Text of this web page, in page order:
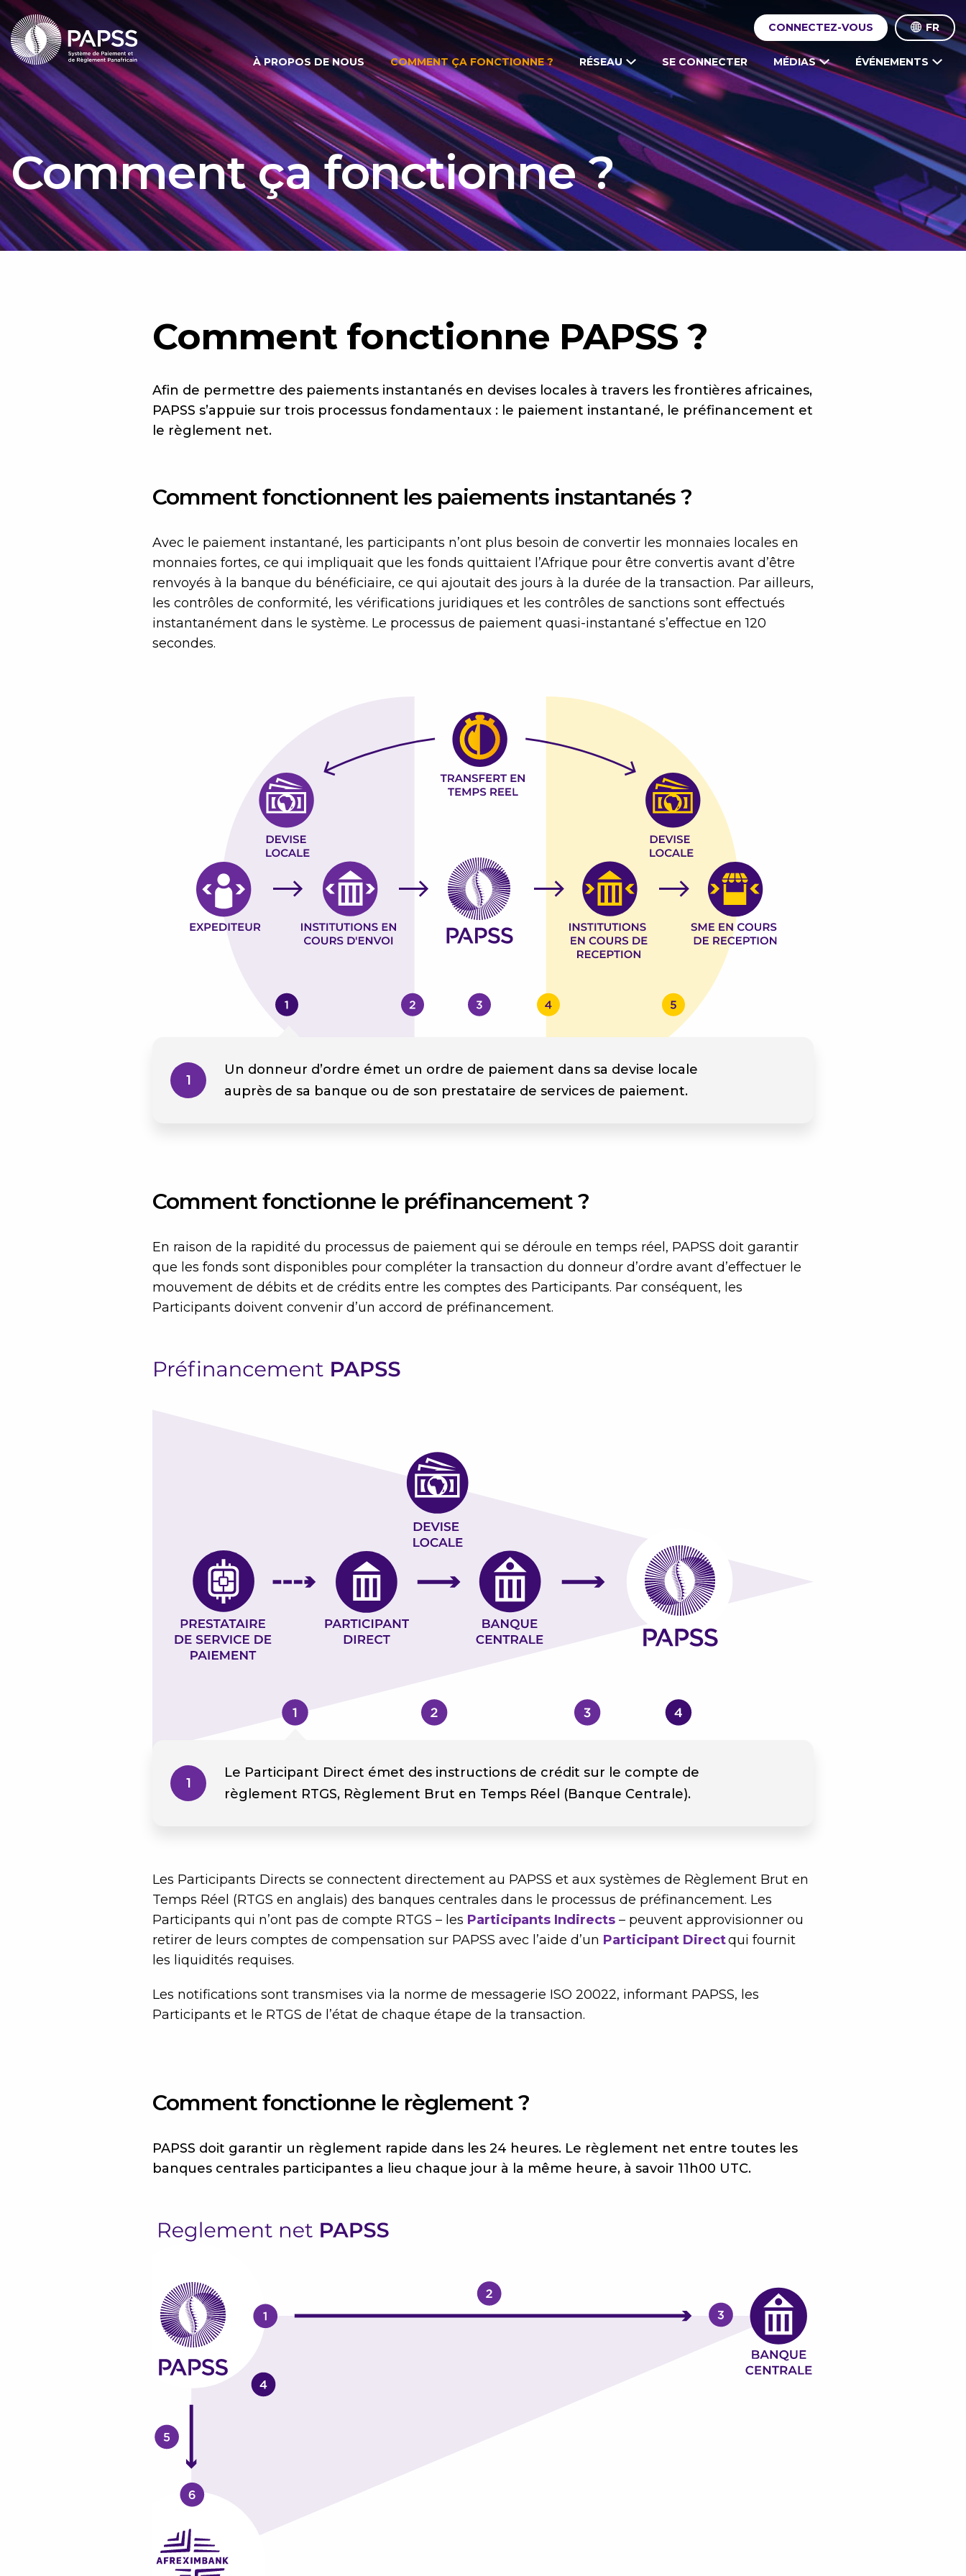
CONNECTEZ-VOUS FR
À PROPOS DE NOUS COMMENT ÇA FONCTIONNE ? RÉSEAU SE CONNECTER MÉDIAS ÉVÉNEMENTS
Comment ça fonctionne ?
Comment fonctionne PAPSS ?
Afin de permettre des paiements instantanés en devises locales à travers les frontières africaines,
PAPSS s’appuie sur trois processus fondamentaux : le paiement instantané, le préfinancement et
le règlement net.
Comment fonctionnent les paiements instantanés ?
Avec le paiement instantané, les participants n’ont plus besoin de convertir les monnaies locales en
monnaies fortes, ce qui impliquait que les fonds quittaient l’Afrique pour être convertis avant d’être
renvoyés à la banque du bénéficiaire, ce qui ajoutait des jours à la durée de la transaction. Par ailleurs,
les contrôles de conformité, les vérifications juridiques et les contrôles de sanctions sont effectués
instantanément dans le système. Le processus de paiement quasi-instantané s’effectue en 120
secondes.
1
Un donneur d’ordre émet un ordre de paiement dans sa devise locale
auprès de sa banque ou de son prestataire de services de paiement.
Comment fonctionne le préfinancement ?
En raison de la rapidité du processus de paiement qui se déroule en temps réel, PAPSS doit garantir
que les fonds sont disponibles pour compléter la transaction du donneur d’ordre avant d’effectuer le
mouvement de débits et de crédits entre les comptes des Participants. Par conséquent, les
Participants doivent convenir d’un accord de préfinancement.
1
Le Participant Direct émet des instructions de crédit sur le compte de
règlement RTGS, Règlement Brut en Temps Réel (Banque Centrale).
Les Participants Directs se connectent directement au PAPSS et aux systèmes de Règlement Brut en
Temps Réel (RTGS en anglais) des banques centrales dans le processus de préfinancement. Les
Participants qui n’ont pas de compte RTGS – les Participants Indirects – peuvent approvisionner ou
retirer de leurs comptes de compensation sur PAPSS avec l’aide d’un Participant Directqui fournit
les liquidités requises.
Les notifications sont transmises via la norme de messagerie ISO 20022, informant PAPSS, les
Participants et le RTGS de l’état de chaque étape de la transaction.
Comment fonctionne le règlement ?
PAPSS doit garantir un règlement rapide dans les 24 heures. Le règlement net entre toutes les
banques centrales participantes a lieu chaque jour à la même heure, à savoir 11h00 UTC.